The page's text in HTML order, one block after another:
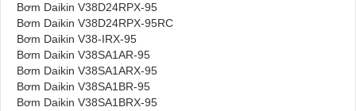
Bơm Daikin V38D24RPX-95
Bơm Daikin V38D24RPX-95RC
Bơm Daikin V38-IRX-95
Bơm Daikin V38SA1AR-95
Bơm Daikin V38SA1ARX-95
Bơm Daikin V38SA1BR-95
Bơm Daikin V38SA1BRX-95